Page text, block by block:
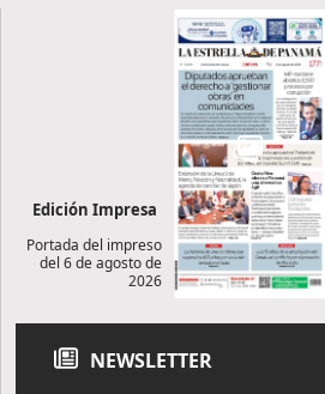
Edición Impresa
Portada del impreso
del 6 de agosto de
2026
NEWSLETTER